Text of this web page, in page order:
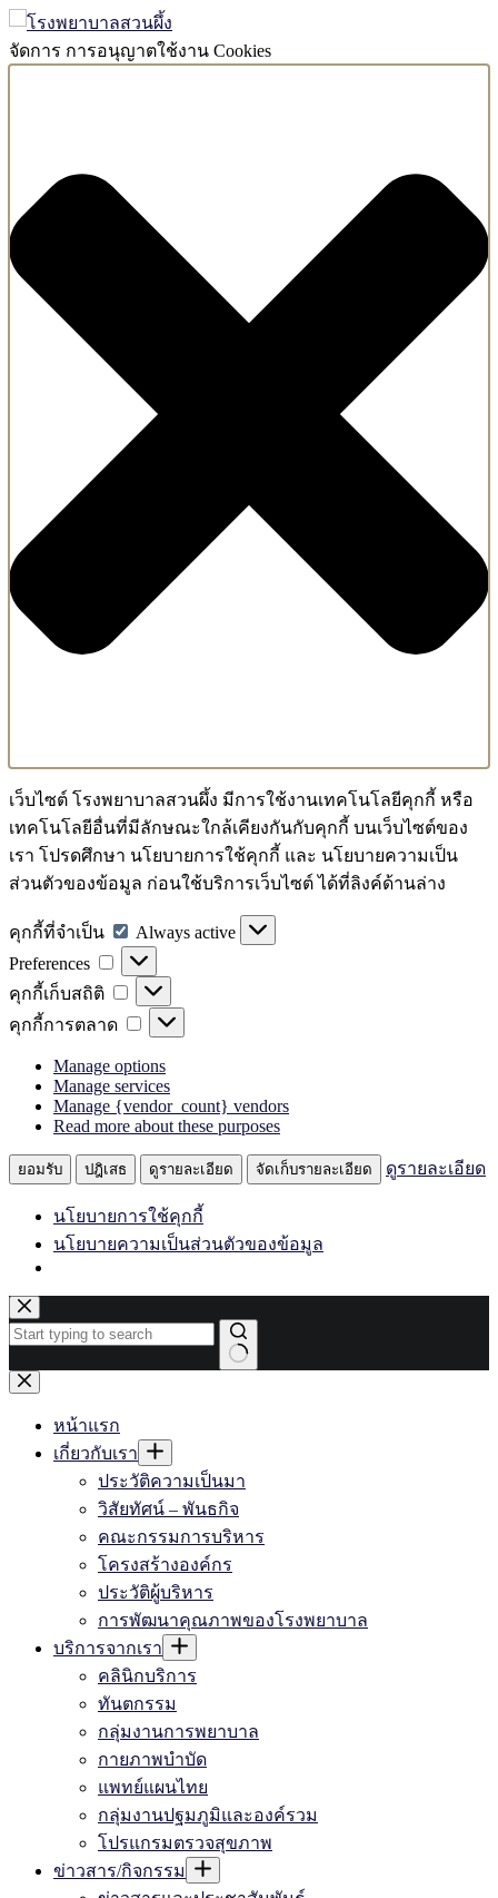
จัดการ การอนุญาตใช้งาน Cookies
เว็บไซต์ โรงพยาบาลสวนผึ้ง มีการใช้งานเทคโนโลยีคุกกี้ หรือ
เทคโนโลยีอื่นที่มีลักษณะใกล้เคียงกันกับคุกกี้ บนเว็บไซต์ของ
เรา โปรดศึกษา นโยบายการใช้คุกกี้ และ นโยบายความเป็น
ส่วนตัวของข้อมูล ก่อนใช้บริการเว็บไซต์ ได้ที่ลิงค์ด้านล่าง
คุกกี้ที่จำเป็น
คุกกี้
ที่
จำเป็น
Always active
Preferences
Preferences
คุกกี้เก็บสถิติ
คุกกี้
เก็บ
คุกกี้การตลาด
คุกกี้
ตลาด
Manage options
Manage services
Manage {vendor_count} vendors
Read more about these purposes
ยอมรับ ปฎิเสธ ดูรายละเอียด จัดเก็บรายละเอียด ดูรายละเอียด
นโยบายการใช้คุกกี้
นโยบายความเป็นส่วนตัวของข้อมูล
Skip
to
content
No
results
หน้าแรก
เกี่ยวกับเรา
ประวัติความเป็นมา
วิสัยทัศน์ – พันธกิจ
คณะกรรมการบริหาร
โครงสร้างองค์กร
ประวัติผู้บริหาร
การพัฒนาคุณภาพของโรงพยาบาล
บริการจากเรา
คลินิกบริการ
ทันตกรรม
กลุ่มงานการพยาบาล
กายภาพบำบัด
แพทย์แผนไทย
กลุ่มงานปฐมภูมิและองค์รวม
โปรแกรมตรวจสุขภาพ
ข่าวสาร/กิจกรรม